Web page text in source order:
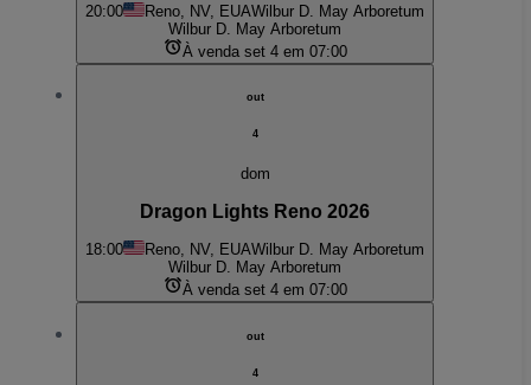
20:00 Reno, NV, EUAWilbur D. May Arboretum
Wilbur D. May Arboretum
À venda set 4 em 07:00
out
4
dom
Dragon Lights Reno 2026
18:00 Reno, NV, EUAWilbur D. May Arboretum
Wilbur D. May Arboretum
À venda set 4 em 07:00
out
4